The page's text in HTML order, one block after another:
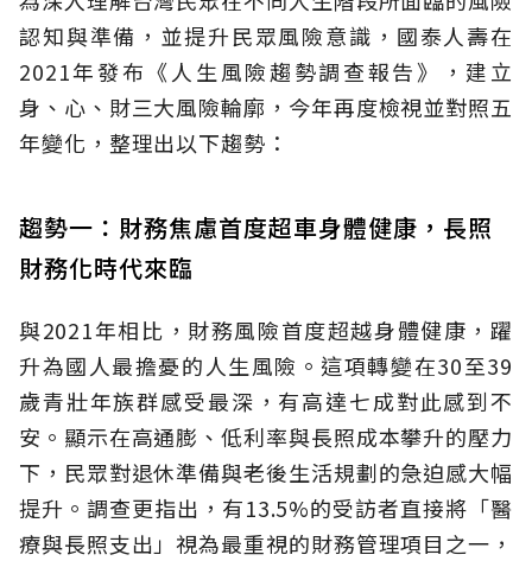
認知與準備，並提升民眾風險意識，國泰人壽在
2021年發布《人生風險趨勢調查報告》，建立
身、心、財三大風險輪廓，今年再度檢視並對照五
年變化，整理出以下趨勢：
趨勢一：財務焦慮首度超車身體健康，長照
財務化時代來臨
與2021年相比，財務風險首度超越身體健康，躍
升為國人最擔憂的人生風險。這項轉變在30至39
歲青壯年族群感受最深，有高達七成對此感到不
安。顯示在高通膨、低利率與長照成本攀升的壓力
下，民眾對退休準備與老後生活規劃的急迫感大幅
提升。調查更指出，有13.5%的受訪者直接將「醫
療與長照支出」視為最重視的財務管理項目之一，